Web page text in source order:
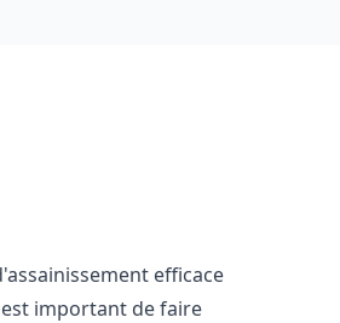
efficace
important de faire